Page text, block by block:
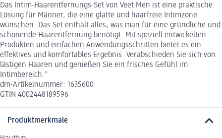
Das Intim-Haarentfernungs-Set von Veet Men ist eine praktische
Lösung für Männer, die eine glatte und haarfreie Intimzone
wünschen. Das Set enthält alles, was man für eine gründliche und
schonende Haarentfernung benötigt. Mit speziell entwickelten
Produkten und einfachen Anwendungsschritten bietet es ein
effektives und komfortables Ergebnis. Verabschieden Sie sich von
lästigen Haaren und genießen Sie ein frisches Gefühl im
Intimbereich."
dm-Artikelnummer: 1635600
GTIN 4002448189596
Produktmerkmale